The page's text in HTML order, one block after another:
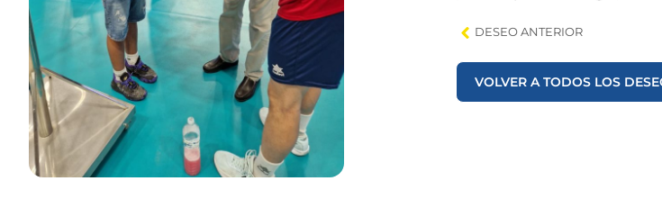
DESEO ANTERIOR
VOLVER A TODOS LOS